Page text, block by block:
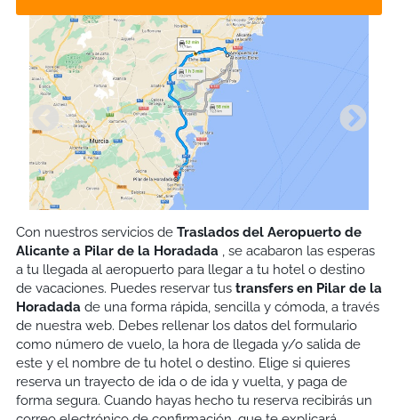
Con nuestros servicios de Traslados del Aeropuerto de
Alicante a Pilar de la Horadada , se acabaron las esperas
a tu llegada al aeropuerto para llegar a tu hotel o destino
de vacaciones. Puedes reservar tustransfers en Pilar de la
Horadadade una forma rápida, sencilla y cómoda, a través
de nuestra web. Debes rellenar los datos del formulario
como número de vuelo, la hora de llegada y/o salida de
este y el nombre de tu hotel o destino. Elige si quieres
reserva un trayecto de ida o de ida y vuelta, y paga de
forma segura. Cuando hayas hecho tu reserva recibirás un